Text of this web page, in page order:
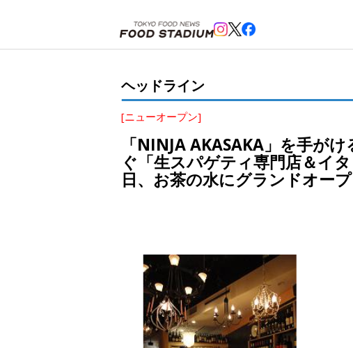
ヘッドライン
[ニューオープン]
「NINJA AKASAKA」を手が
ぐ「生スパゲティ専門店＆イ
日、お茶の水にグランドオープ